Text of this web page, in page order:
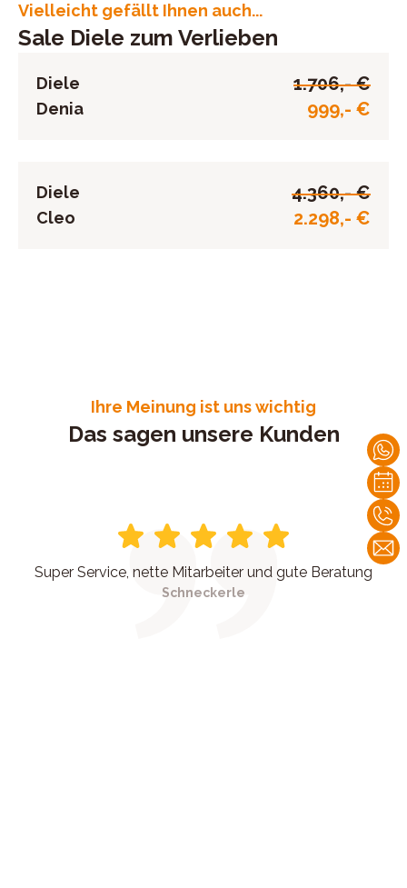
Vielleicht gefällt Ihnen auch...
Sale Diele zum Verlieben
Diele
Denia
1.706,- €
999,- €
Diele
Cleo
4.360,- €
2.298,- €
Ihre Meinung ist uns wichtig
Das sagen unsere Kunden
Super Service, nette Mitarbeiter und gute Beratung
Schneckerle